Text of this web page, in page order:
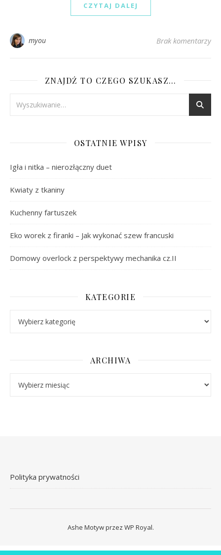
CZYTAJ DALEJ
myou Brak komentarzy
ZNAJDŹ TO CZEGO SZUKASZ…
OSTATNIE WPISY
Igła i nitka – nierozłączny duet
Kwiaty z tkaniny
Kuchenny fartuszek
Eko worek z firanki – Jak wykonać szew francuski
Domowy overlock z perspektywy mechanika cz.II
KATEGORIE
ARCHIWA
Polityka prywatności
Ashe Motyw przez WP Royal.